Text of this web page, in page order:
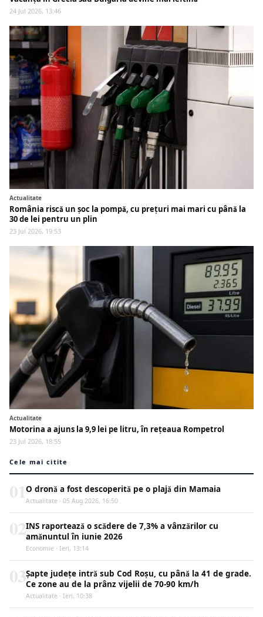
24 Jul 2026, 13:46
Actualitate
România riscă un șoc la pompă, cu prețuri mai mari cu până la
30 de lei pentru un plin
23 Jul 2026, 19:53
Actualitate
Motorina a ajuns la 9,9 lei pe litru, în rețeaua Rompetrol
23 Jul 2026, 18:55
Cele mai citite
O dronă a fost descoperită pe o plajă din Mamaia
Actualitate · 05 Aug 2026, 16:50
INS raportează o scădere de 7,3% a vânzărilor cu
amănuntul în iunie 2026
Economie · Ieri, 13:14
Șapte județe intră sub Cod Roșu, cu până la 41 de grade.
Ce zone au de la prânz vijelii de 70-90 km/h
Actualitate · Ieri, 10:38